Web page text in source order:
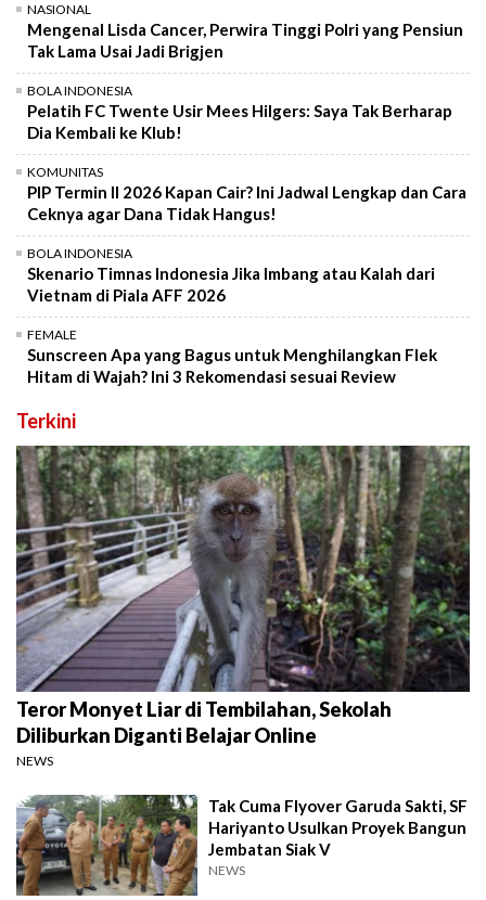
NASIONAL
Mengenal Lisda Cancer, Perwira Tinggi Polri yang Pensiun
Tak Lama Usai Jadi Brigjen
BOLA INDONESIA
Pelatih FC Twente Usir Mees Hilgers: Saya Tak Berharap
Dia Kembali ke Klub!
KOMUNITAS
PIP Termin II 2026 Kapan Cair? Ini Jadwal Lengkap dan Cara
Ceknya agar Dana Tidak Hangus!
BOLA INDONESIA
Skenario Timnas Indonesia Jika Imbang atau Kalah dari
Vietnam di Piala AFF 2026
FEMALE
Sunscreen Apa yang Bagus untuk Menghilangkan Flek
Hitam di Wajah? Ini 3 Rekomendasi sesuai Review
Terkini
Teror Monyet Liar di Tembilahan, Sekolah
Diliburkan Diganti Belajar Online
NEWS
Tak Cuma Flyover Garuda Sakti, SF
Hariyanto Usulkan Proyek Bangun
Jembatan Siak V
NEWS